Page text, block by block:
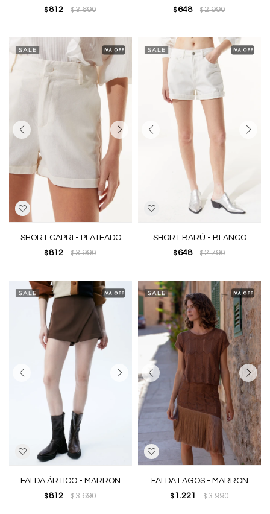
$ 812 $3.690 $ 648 $2.990
SHORT CAPRI - PLATEADO
$ 812 $3.990
SHORT BARÚ - BLANCO
$ 648 $2.790
FALDA ÁRTICO - MARRON
$ 812 $3.690
FALDA LAGOS - MARRON
$ 1.221 $3.990